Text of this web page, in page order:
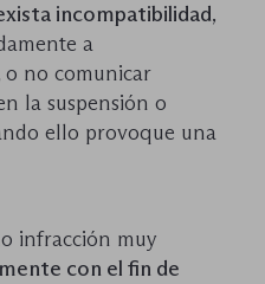
incompatibilidad,
a
o no comunicar
la suspensión o
ello provoque una
infracción muy
con el fin de